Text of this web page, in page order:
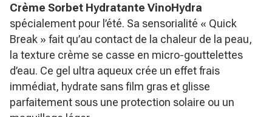
Crème Sorbet Hydratante VinoHydra
spécialement pour l’été. Sa sensorialité « Quick
Break » fait qu’au contact de la chaleur de la peau,
la texture crème se casse en micro-gouttelettes
d’eau. Ce gel ultra aqueux crée un effet frais
immédiat, hydrate sans film gras et glisse
parfaitement sous une protection solaire ou un